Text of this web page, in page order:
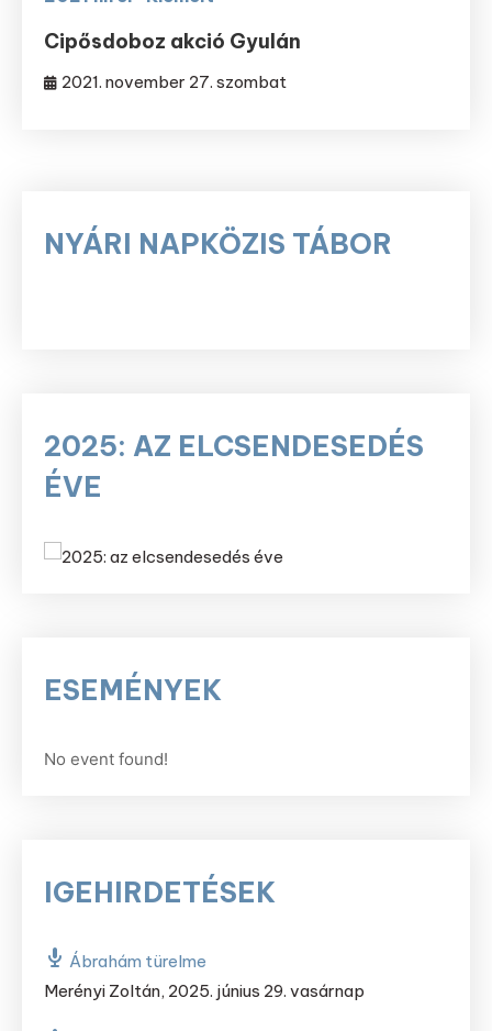
Cipősdoboz akció Gyulán
2021. november 27. szombat
NYÁRI NAPKÖZIS TÁBOR
2025: AZ ELCSENDESEDÉS
ÉVE
ESEMÉNYEK
No event found!
IGEHIRDETÉSEK
Ábrahám türelme
Merényi Zoltán, 2025. június 29. vasárnap